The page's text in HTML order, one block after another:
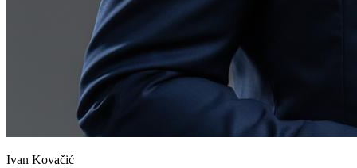
Ivan Kovačić